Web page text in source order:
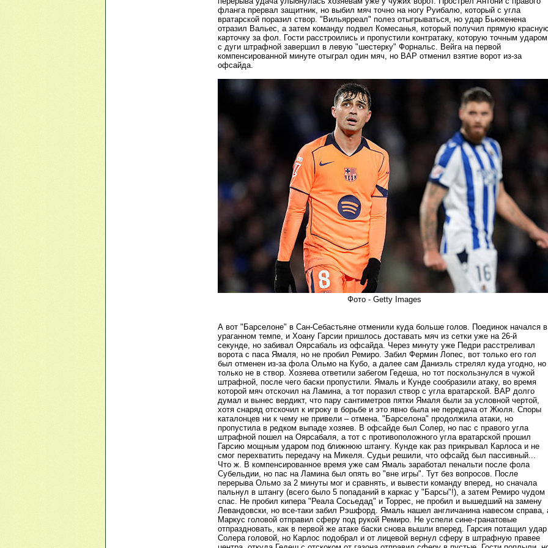
фланга прервал защитник, но выбил мяч точно на ногу Руибалю, который с угла
вратарской поразил створ. "Вильярреал" полез отыгрываться, но удар Бьюкенена
отразил Вальес, а затем команду подвел Комесанья, который получил прямую
карточку за фол. Гости расстроились и пропустили контратаку, которую точным ударом
с дуги штрафной завершил в левую "шестерку" Форнальс. Вейга на первой
компенсированной минуте отыграл один мяч, но ВАР отменил взятие ворот из-за
офсайда.
Фото - Getty Images
А вот "Барселоне" в Сан-Себастьяне отменили куда больше голов. Поединок начался в
ураганном темпе, и Хоану Гарсии пришлось доставать мяч из сетки уже на 26-й
секунде, но забивал Оярсабаль из офсайда. Через минуту уже Педри расстреливал
ворота с паса Ямаля, но не пробил Ремиро. Забил Фермин Лопес, вот только его гол
был отменен из-за фола Ольмо на Кубо, а далее сам Даниэль стрелял куда угодно, но
только не в створ. Хозяева ответили забегом Гедеша, но тот поскользнулся в чужой
штрафной, после чего баски пропустили. Ямаль и Кунде сообразили атаку, во время
которой мяч отскочил на Ламина, а тот поразил створ с угла вратарской. ВАР долго
думал и вынес вердикт, что пару сантиметров пятки Ямаля были за условной чертой,
хотя снаряд отскочил к игроку в борьбе и это явно была не передача от Жюля. Споры
каталонцев ни к чему не привели – отмена. "Барселона" продолжила атаки, но
пропустила в редком выпаде хозяев. В офсайде был Солер, но пас с правого угла
штрафной пошел на Оярсабаля, а тот с противоположного угла вратарской прошил
Гарсию мощным ударом под ближнюю штангу. Кунде как раз прикрывал Карлоса и не
смог перехватить передачу на Микеля. Судьи решили, что офсайд был пассивный...
Что ж. В компенсированное время уже сам Ямаль заработал пенальти после фола
Субельдии, но пас на Ламина был опять во "вне игры". Тут без вопросов. После
перерыва Ольмо за 2 минуты мог и сравнять, и вывести команду вперед, но сначала
пальнул в штангу (всего было 5 попаданий в каркас у "Барсы"!), а затем Ремиро чудом
спас. Не пробил кипера "Реала Сосьедад" и Торрес, не пробил и вышедший на замену
Левандовски, но все-таки забил Рэшфорд. Ямаль нашел англичанина навесом справа,
Маркус головой отправил сферу под рукой Ремиро. Не успели сине-гранатовые
отпраздновать, как в первой же атаке баски снова вышли вперед. Гарсия потащил удар
Солера головой, но Карлос подобрал и от лицевой вернул сферу в штрафную правее